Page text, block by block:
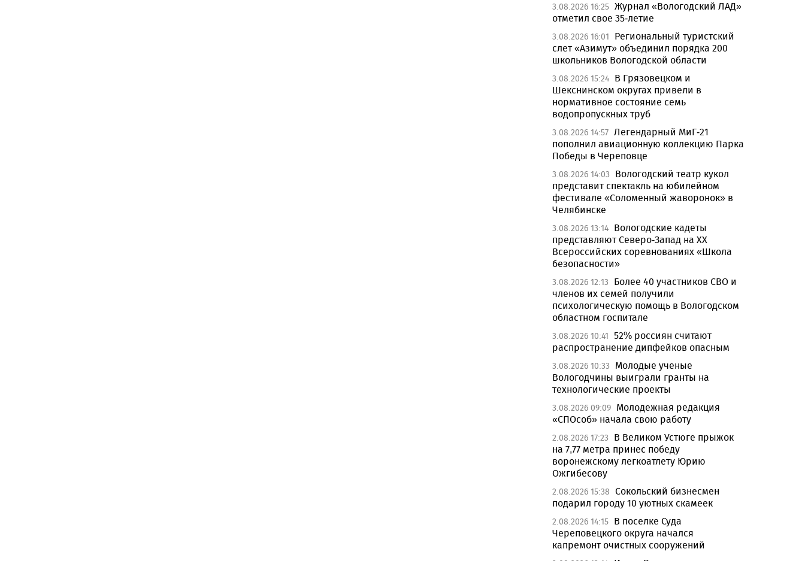
3.08.2026 16:25 Журнал «Вологодский ЛАД»
отметил свое 35-летие
3.08.2026 16:01
Региональный туристский
слет «Азимут» объединил порядка 200
школьников Вологодской области
3.08.2026 15:24 В Грязовецком и
Шекснинском округах привели в
нормативное состояние семь
водопропускных труб
3.08.2026 14:57 Легендарный МиГ-21
пополнил авиационную коллекцию Парка
Победы в Череповце
3.08.2026 14:03
Вологодский театр кукол
представит спектакль на юбилейном
фестивале «Соломенный жаворонок» в
Челябинске
3.08.2026 13:14 Вологодские кадеты
представляют Северо-Запад на XX
Всероссийских соревнованиях «Школа
безопасности»
3.08.2026 12:13
Более 40 участников СВО и
членов их семей получили
психологическую помощь в Вологодском
областном госпитале
3.08.2026 10:41 52% россиян считают
распространение дипфейков опасным
3.08.2026 10:33
Молодые ученые
Вологодчины выиграли гранты на
технологические проекты
3.08.2026 09:09 Молодежная редакция
«СПОсоб» начала свою работу
2.08.2026 17:23
В Великом Устюге прыжок
на 7,77 метра принес победу
воронежскому легкоатлету Юрию
Ожгибесову
2.08.2026 15:38 Сокольский бизнесмен
подарил городу 10 уютных скамеек
2.08.2026 14:15 В поселке Суда
Череповецкого округа начался
капремонт очистных сооружений